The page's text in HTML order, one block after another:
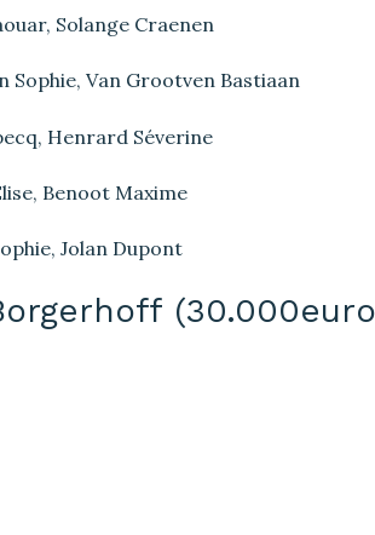
Solange Craenen
Sophie, Van Grootven Bastiaan
Henrard Séverine
Benoot Maxime
Jolan Dupont